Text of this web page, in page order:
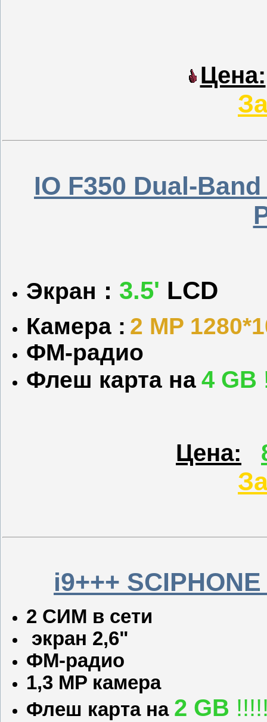
Цена:
IO F350 Dual-
Экран : 3.5' LCD
Камера : 2 MP
ФМ-радио
Флеш карта на 4 GB
Цена:
i9+++
2 СИМ в сети
экран 2,6"
ФМ-радио
1,3 MP камера
Флеш карта на 2 GB